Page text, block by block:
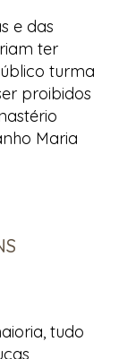
e das
ter
turma
proibidos
Maria
tudo